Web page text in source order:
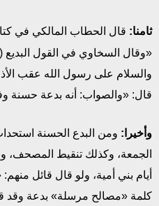
ثامنا: قال الحطاب المالكي في
والسلام على رسول الله عقب
قال: «والصواب: أنه بدعة حسنة
وأخيرا: ومن البدع الحسنة
الجمعة، وكذلك تنقيط المصحف،
أيام بني أمية، ولو قال قائل
كلمة «مصالح مرسلة» بدعة وقد